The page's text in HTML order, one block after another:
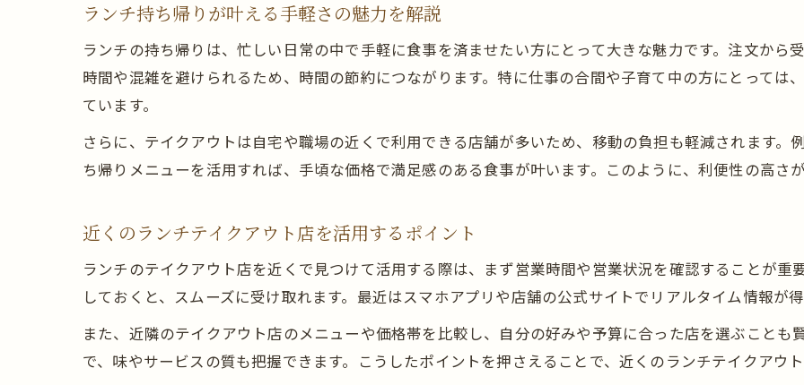
ランチタイムに安心できる衛生ポイント
ランチテイクアウト時の衛生対策と注意点
夏場のランチ持ち帰りで気をつけるポイント
衛生的なランチテイクアウトの選び方
ランチ持ち帰り時に安心感を得る工夫
ランチテイクアウトで満足度を上げる方法
テイクアウトランチを美味しく楽しむコツ
持ち帰りランチを飽きずに楽しむアイデア
ランチテイクアウトのアレンジ術を紹介
お子様向けランチテイクアウトの工夫例
ランチ持ち帰りが叶える手軽さの魅力を解説
ランチの持ち帰りは、忙しい日常の中で手軽に食事を済ませたい方にとって大きな魅力です。注文から
時間や混雑を避けられるため、時間の節約につながります。特に仕事の合間や子育て中の方にとっては
ています。
さらに、テイクアウトは自宅や職場の近くで利用できる店舗が多いため、移動の負担も軽減されます。
ち帰りメニューを活用すれば、手頃な価格で満足感のある食事が叶います。このように、利便性の高さ
近くのランチテイクアウト店を活用するポイント
ランチのテイクアウト店を近くで見つけて活用する際は、まず営業時間や営業状況を確認することが重
しておくと、スムーズに受け取れます。最近はスマホアプリや店舗の公式サイトでリアルタイム情報が
また、近隣のテイクアウト店のメニューや価格帯を比較し、自分の好みや予算に合った店を選ぶことも
で、味やサービスの質も把握できます。こうしたポイントを押さえることで、近くのランチテイクアウ